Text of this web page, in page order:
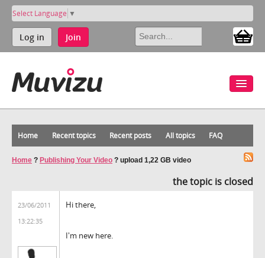
Select Language ▼
Log in Join
Home Recent topics Recent posts All topics FAQ
Home ? Publishing Your Video ? upload 1,22 GB video
the topic is closed
23/06/2011
13:22:35
Hi there,
I'm new here.